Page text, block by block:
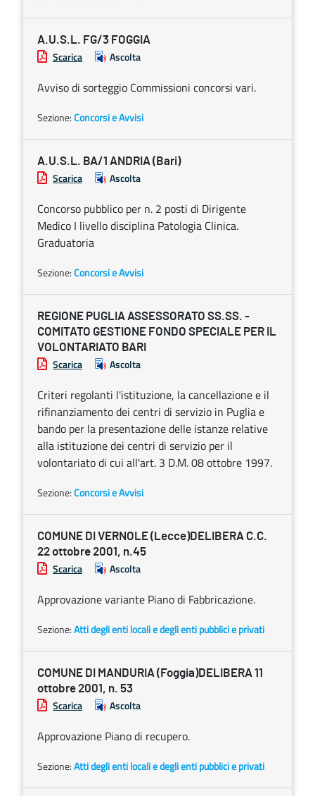
A.U.S.L. FG/3 FOGGIA
Scarica Ascolta
Avviso di sorteggio Commissioni concorsi vari.
Sezione:Concorsi e Avvisi
A.U.S.L. BA/1 ANDRIA (Bari)
Scarica Ascolta
Concorso pubblico per n. 2 posti di Dirigente
Medico I livello disciplina Patologia Clinica.
Graduatoria
Sezione:Concorsi e Avvisi
REGIONE PUGLIA ASSESSORATO SS.SS. -
COMITATO GESTIONE FONDO SPECIALE PER IL
VOLONTARIATO BARI
Scarica Ascolta
Criteri regolanti l'istituzione, la cancellazione e il
rifinanziamento dei centri di servizio in Puglia e
bando per la presentazione delle istanze relative
alla istituzione dei centri di servizio per il
volontariato di cui all'art. 3 D.M. 08 ottobre 1997.
Sezione:Concorsi e Avvisi
COMUNE DI VERNOLE (Lecce)DELIBERA C.C.
22 ottobre 2001, n.45
Scarica Ascolta
Approvazione variante Piano di Fabbricazione.
Sezione:Atti degli enti locali e degli enti pubblici e privati
COMUNE DI MANDURIA (Foggia)DELIBERA 11
ottobre 2001, n. 53
Scarica Ascolta
Approvazione Piano di recupero.
Sezione:Atti degli enti locali e degli enti pubblici e privati